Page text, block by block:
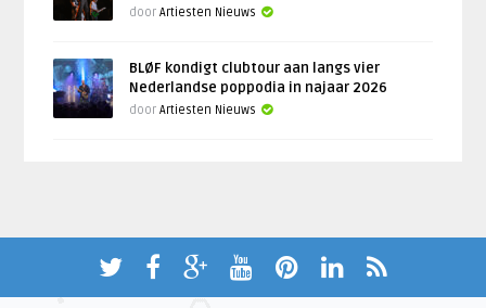
doorArtiesten Nieuws
BLØF kondigt clubtour aan langs vier
Nederlandse poppodia in najaar 2026
doorArtiesten Nieuws